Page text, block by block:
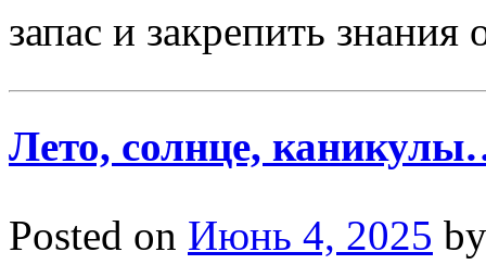
запас и закрепить
Лето, солнце,
Posted on Июнь 4, 2025 by